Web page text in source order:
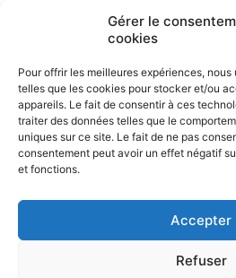
Gérer le
cookies
Pour offrir les meilleures expériences,
telles que les cookies pour stocker et/ou
appareils. Le fait de consentir à ces
traiter des données telles que le
uniques sur ce site. Le fait de ne pas
consentement peut avoir un effet négatif
et fonctions.
Accepter
Refuser